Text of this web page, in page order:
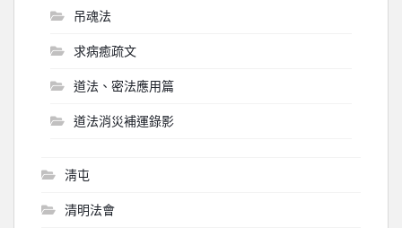
吊魂法
求病癒疏文
道法、密法應用篇
道法消災補運錄影
淸屯
清明法會